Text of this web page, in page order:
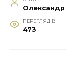
ПЕРЕГЛЯДІВ
473